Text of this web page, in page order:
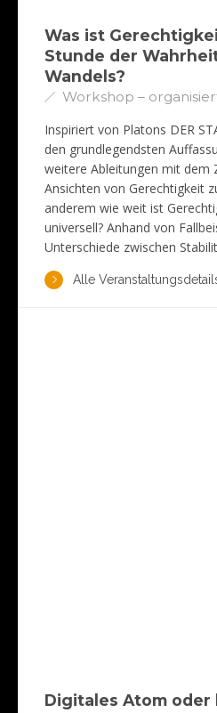
Was ist
Stunde der
Wandels?
Workshop –
Inspiriert von Platons DER
den grundlegendsten
weitere Ableitungen mit dem
Ansichten von Gerechtigkeit
anderem wie weit ist
universell? Anhand von
Unterschiede zwischen
Alle
Digitales Atom